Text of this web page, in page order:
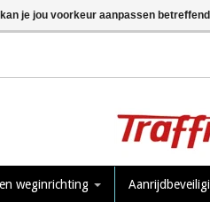
weginrichting
je jou voorkeur aanpassen